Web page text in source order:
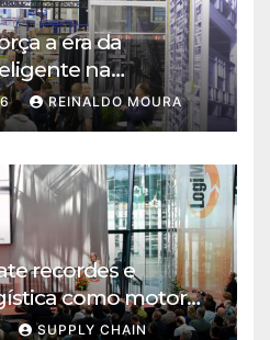
a era da
na
REINALDO MOURA
recordes e
como motor
de incerteza
SUPPLY CHAIN